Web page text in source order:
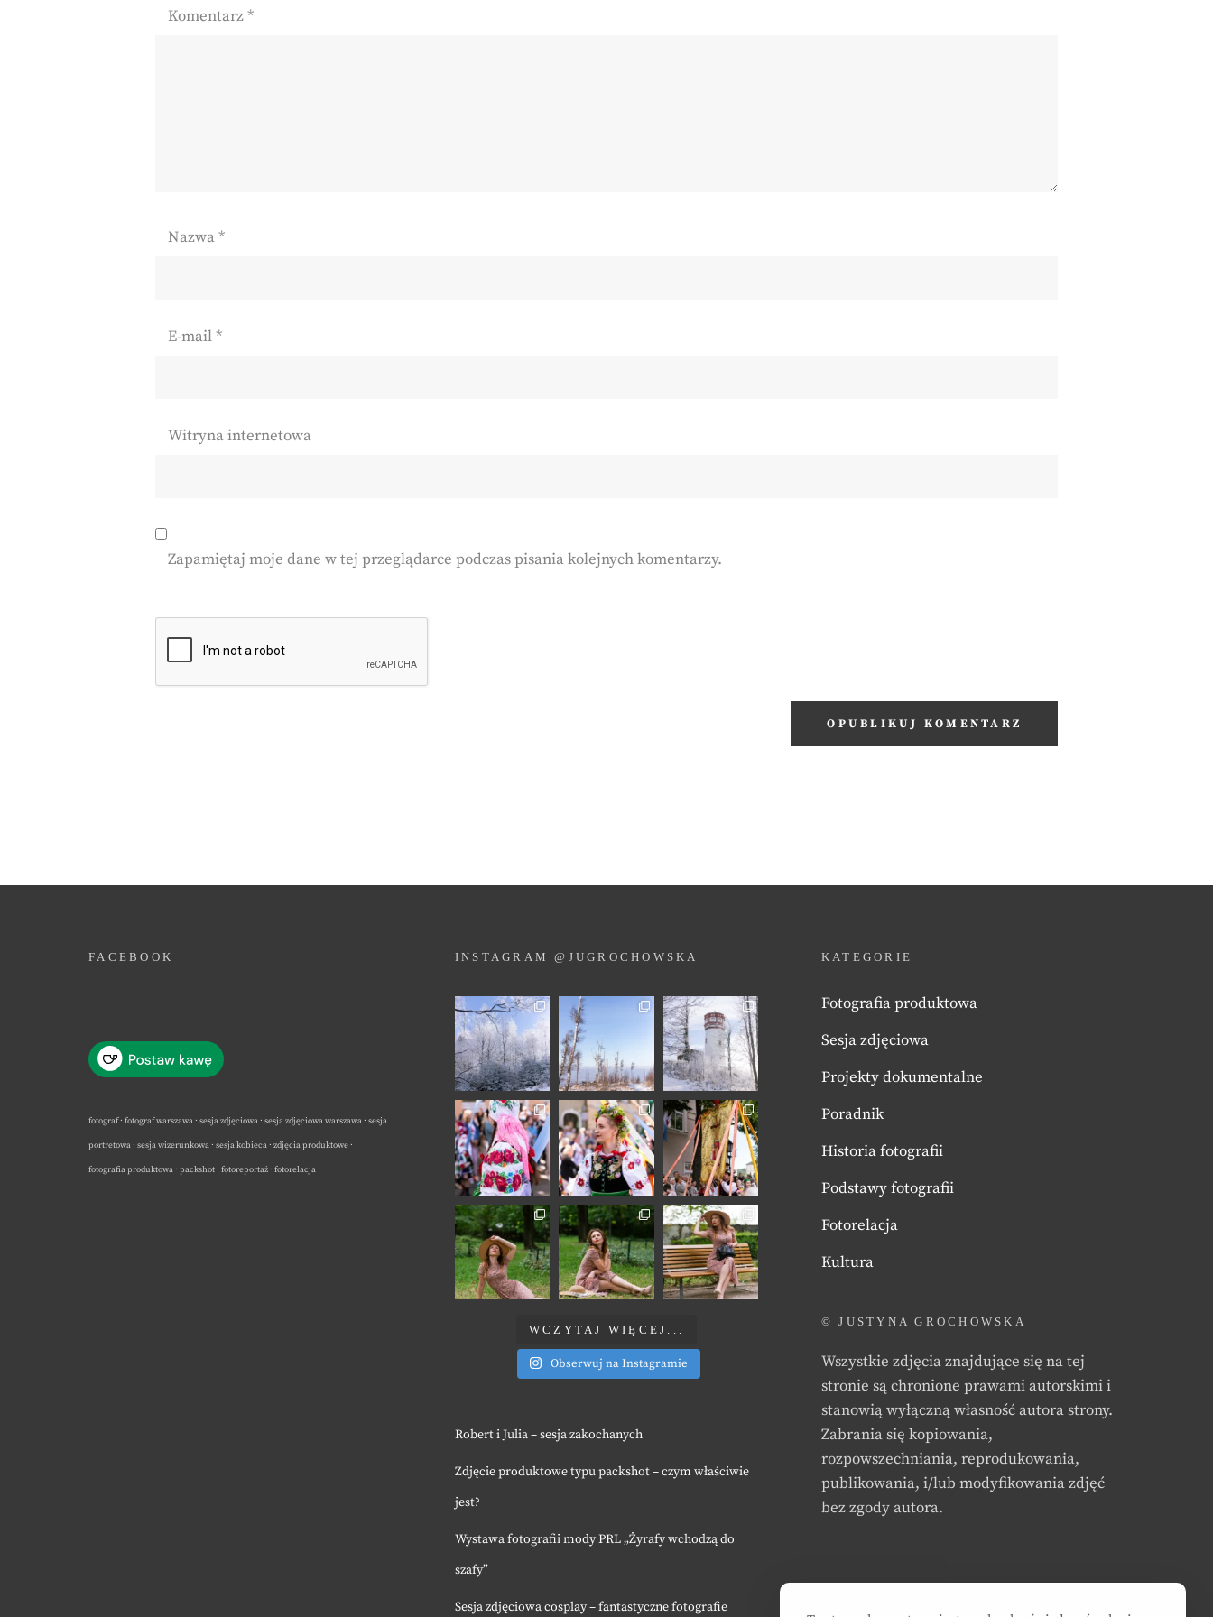
Komentarz*
Nazwa*
E-mail*
Witryna internetowa
Zapamiętaj moje dane w tej przeglądarce podczas pisania kolejnych komentarzy.
FACEBOOK
fotograf · fotograf warszawa · sesja zdjęciowa · sesja zdjęciowa warszawa · sesja
portretowa · sesja wizerunkowa · sesja kobieca · zdjęcia produktowe ·
fotografia produktowa · packshot · fotoreportaż · fotorelacja
INSTAGRAM @JUGROCHOWSKA
WCZYTAJ WIĘCEJ...
Obserwuj na Instagramie
Robert i Julia – sesja zakochanych
Zdjęcie produktowe typu packshot – czym właściwie
jest?
Wystawa fotografii mody PRL „Żyrafy wchodzą do
szafy”
Sesja zdjęciowa cosplay – fantastyczne fotografie
KATEGORIE
Fotografia produktowa
Sesja zdjęciowa
Projekty dokumentalne
Poradnik
Historia fotografii
Podstawy fotografii
Fotorelacja
Kultura
© JUSTYNA GROCHOWSKA
Wszystkie zdjęcia znajdujące się na tej
stronie są chronione prawami autorskimi i
stanowią wyłączną własność autora strony.
Zabrania się kopiowania,
rozpowszechniania, reprodukowania,
publikowania, i/lub modyfikowania zdjęć
bez zgody autora.